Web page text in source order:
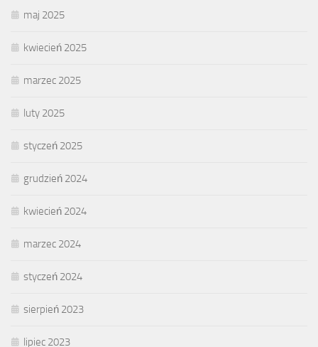
maj 2025
kwiecień 2025
marzec 2025
luty 2025
styczeń 2025
grudzień 2024
kwiecień 2024
marzec 2024
styczeń 2024
sierpień 2023
lipiec 2023